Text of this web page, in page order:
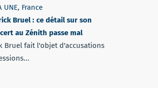
UNE, France
Bruel : ce détail sur son
au Zénith passe mal
Bruel fait l'objet d'accusations